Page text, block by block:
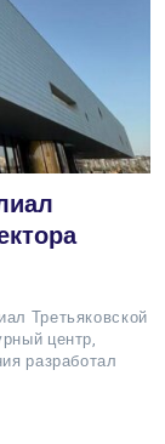
Третьяковской
центр,
разработал